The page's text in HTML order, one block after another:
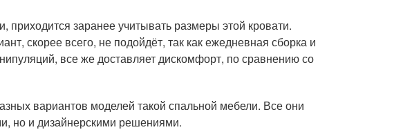
заранее учитывать размеры этой кровати.
скорее всего, не подойдёт, так как ежедневная сборка и
все же доставляет дискомфорт, по сравнению со
вариантов моделей такой спальной мебели. Все они
но и дизайнерскими решениями.